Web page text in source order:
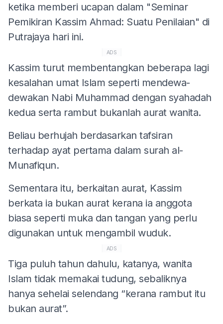
ketika memberi ucapan dalam "Seminar
Pemikiran Kassim Ahmad: Suatu Penilaian" di
Putrajaya hari ini.
ADS
Kassim turut membentangkan beberapa lagi
kesalahan umat Islam seperti mendewa-
dewakan Nabi Muhammad dengan syahadah
kedua serta rambut bukanlah aurat wanita.
Beliau berhujah berdasarkan tafsiran
terhadap ayat pertama dalam surah al-
Munafiqun.
Sementara itu, berkaitan aurat, Kassim
berkata ia bukan aurat kerana ia anggota
biasa seperti muka dan tangan yang perlu
digunakan untuk mengambil wuduk.
ADS
Tiga puluh tahun dahulu, katanya, wanita
Islam tidak memakai tudung, sebaliknya
hanya sehelai selendang “kerana rambut itu
bukan aurat”.